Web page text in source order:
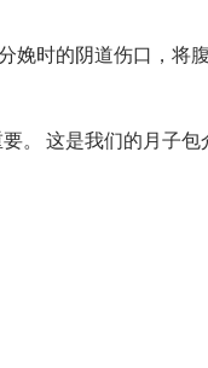
娩时的阴道伤口，将
。 这是我们的月子包